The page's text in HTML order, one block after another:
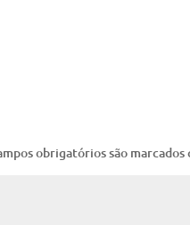
obrigatórios são marcados